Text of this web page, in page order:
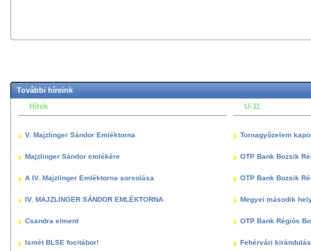
További híreink
Hírek
V. Majzlinger Sándor Emléktorna
Majzlinger Sándor emlékére
A IV. Majzlinger Emléktorna sorsolása
IV. MAJZLINGER SÁNDOR EMLÉKTORNA
Csandra elment
Ismét BLSE focitábor!
U-11
Tornagyőzelem
OTP Bank Bozsik
OTP Bank Bozsik
Megyei második
OTP Bank Régiós
Fehérvári kirándulás